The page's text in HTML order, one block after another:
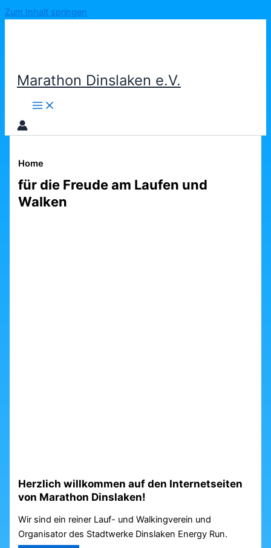
Zum Inhalt springen
Marathon Dinslaken e.V.
Home
für die Freude am Laufen und
Walken
Herzlich willkommen auf den Internetseiten
von Marathon Dinslaken!
Wir sind ein reiner Lauf- und Walkingverein und
Organisator des Stadtwerke Dinslaken Energy Run.